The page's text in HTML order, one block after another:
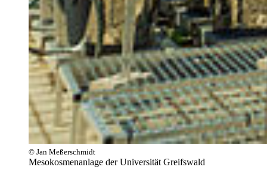
© Jan Meßerschmidt
Mesokosmenanlage der Universität Greifswald